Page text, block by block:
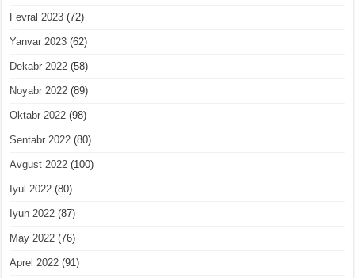
Fevral 2023 (72)
Yanvar 2023 (62)
Dekabr 2022 (58)
Noyabr 2022 (89)
Oktabr 2022 (98)
Sentabr 2022 (80)
Avgust 2022 (100)
Iyul 2022 (80)
Iyun 2022 (87)
May 2022 (76)
Aprel 2022 (91)